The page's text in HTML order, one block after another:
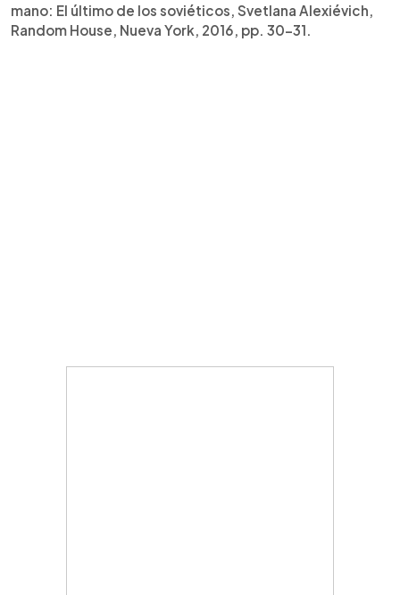
mano: El último de los soviéticos, Svetlana Alexiévich,
Random House, Nueva York, 2016, pp. 30-31.